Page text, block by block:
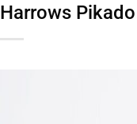
Harrows